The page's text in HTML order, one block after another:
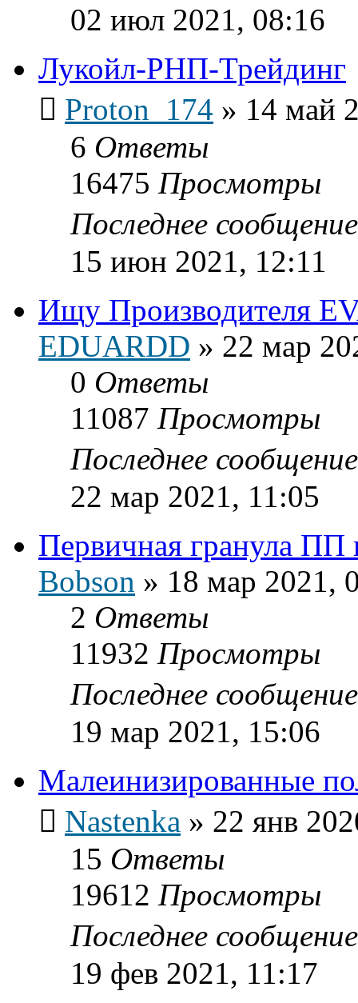
02 июл 2021, 08:16
Лукойл-РНП-Трейдинг
Proton_174 » 14 май
6 Ответы
16475 Просмотры
Последнее
15 июн 2021, 12:11
Ищу Производителя
EDUARDD » 22 мар
0 Ответы
11087 Просмотры
Последнее
22 мар 2021, 11:05
Первичная гранула
Bobson » 18 мар 2021,
2 Ответы
11932 Просмотры
Последнее
19 мар 2021, 15:06
Малеинизированные
Nastenka » 22 янв
15 Ответы
19612 Просмотры
Последнее
19 фев 2021, 11:17